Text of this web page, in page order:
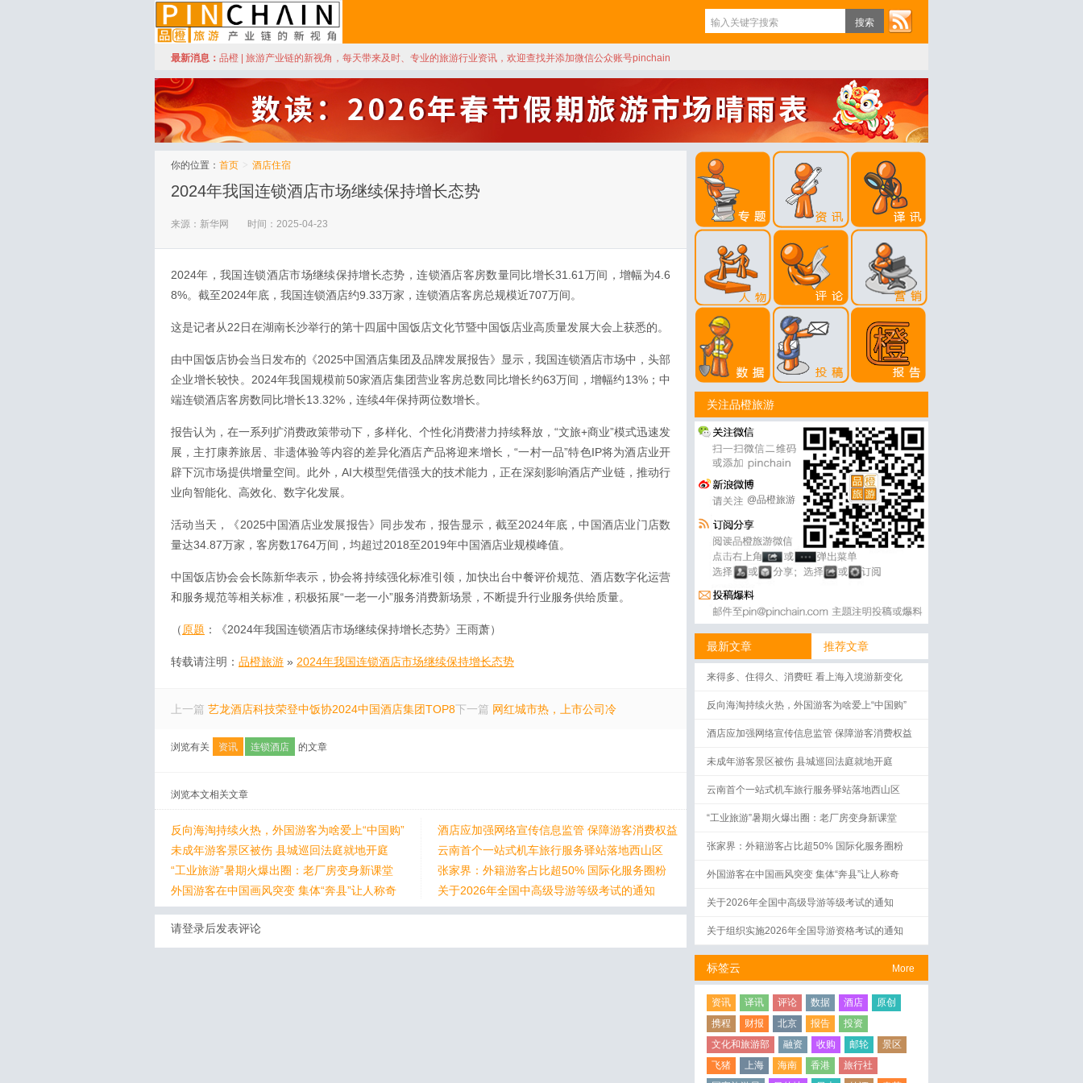
品橙旅游
最新消息： 品橙 | 旅游产业链的新视角，每天带来及时、专业的旅游行业资讯，欢迎查找并添加微信公众账号pinchain
你的位置： 首页 > 酒店住宿
2024年我国连锁酒店市场继续保持增长态势
来源：新华网 时间：2025-04-23
2024年，我国连锁酒店市场继续保持增长态势，连锁酒店客房数量同比增长31.61万间，增幅为4.6
8%。截至2024年底，我国连锁酒店约9.33万家，连锁酒店客房总规模近707万间。
这是记者从22日在湖南长沙举行的第十四届中国饭店文化节暨中国饭店业高质量发展大会上获悉的。
由中国饭店协会当日发布的《2025中国酒店集团及品牌发展报告》显示，我国连锁酒店市场中，头部
企业增长较快。2024年我国规模前50家酒店集团营业客房总数同比增长约63万间，增幅约13%；中
端连锁酒店客房数同比增长13.32%，连续4年保持两位数增长。
报告认为，在一系列扩消费政策带动下，多样化、个性化消费潜力持续释放，“文旅+商业”模式迅速发
展，主打康养旅居、非遗体验等内容的差异化酒店产品将迎来增长，“一村一品”特色IP将为酒店业开
辟下沉市场提供增量空间。此外，AI大模型凭借强大的技术能力，正在深刻影响酒店产业链，推动行
业向智能化、高效化、数字化发展。
活动当天，《2025中国酒店业发展报告》同步发布，报告显示，截至2024年底，中国酒店业门店数
量达34.87万家，客房数1764万间，均超过2018至2019年中国酒店业规模峰值。
中国饭店协会会长陈新华表示，协会将持续强化标准引领，加快出台中餐评价规范、酒店数字化运营
和服务规范等相关标准，积极拓展“一老一小”服务消费新场景，不断提升行业服务供给质量。
（ 原题 ：《2024年我国连锁酒店市场继续保持增长态势》王雨萧）
转载请注明： 品橙旅游 » 2024年我国连锁酒店市场继续保持增长态势
上一篇 艺龙酒店科技荣登中饭协2024中国酒店集团TOP8下一篇 网红城市热，上市公司冷
浏览有关 资讯 连锁酒店 的文章
浏览本文相关文章
反向海淘持续火热，外国游客为啥爱上“中国购”
酒店应加强网络宣传信息监管 保障游客消费权益
未成年游客景区被伤 县城巡回法庭就地开庭
云南首个一站式机车旅行服务驿站落地西山区
“工业旅游”暑期火爆出圈：老厂房变身新课堂
张家界：外籍游客占比超50% 国际化服务圈粉
外国游客在中国画风突变 集体“奔县”让人称奇
关于2026年全国中高级导游等级考试的通知
请登录后发表评论
关注品橙旅游
@品橙旅游
最新文章 推荐文章
来得多、住得久、消费旺 看上海入境游新变化
反向海淘持续火热，外国游客为啥爱上“中国购”
酒店应加强网络宣传信息监管 保障游客消费权益
未成年游客景区被伤 县城巡回法庭就地开庭
云南首个一站式机车旅行服务驿站落地西山区
“工业旅游”暑期火爆出圈：老厂房变身新课堂
张家界：外籍游客占比超50% 国际化服务圈粉
外国游客在中国画风突变 集体“奔县”让人称奇
关于2026年全国中高级导游等级考试的通知
关于组织实施2026年全国导游资格考试的通知
More
标签云
资讯 译讯 评论 数据 酒店
原创
携程
财报 北京 报告
投资
文化和旅游部
融资 收购 邮轮
景区
飞猪
上海 海南 香港
旅行社